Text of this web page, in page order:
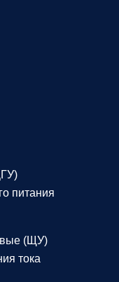
питания
(ЩУ)
тока